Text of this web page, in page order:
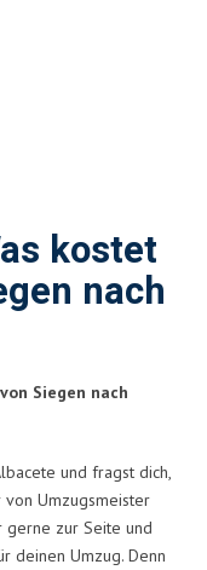
kostet
nach
Siegen nach
und fragst dich,
Umzugsmeister
gerne zur Seite und
deinen Umzug. Denn